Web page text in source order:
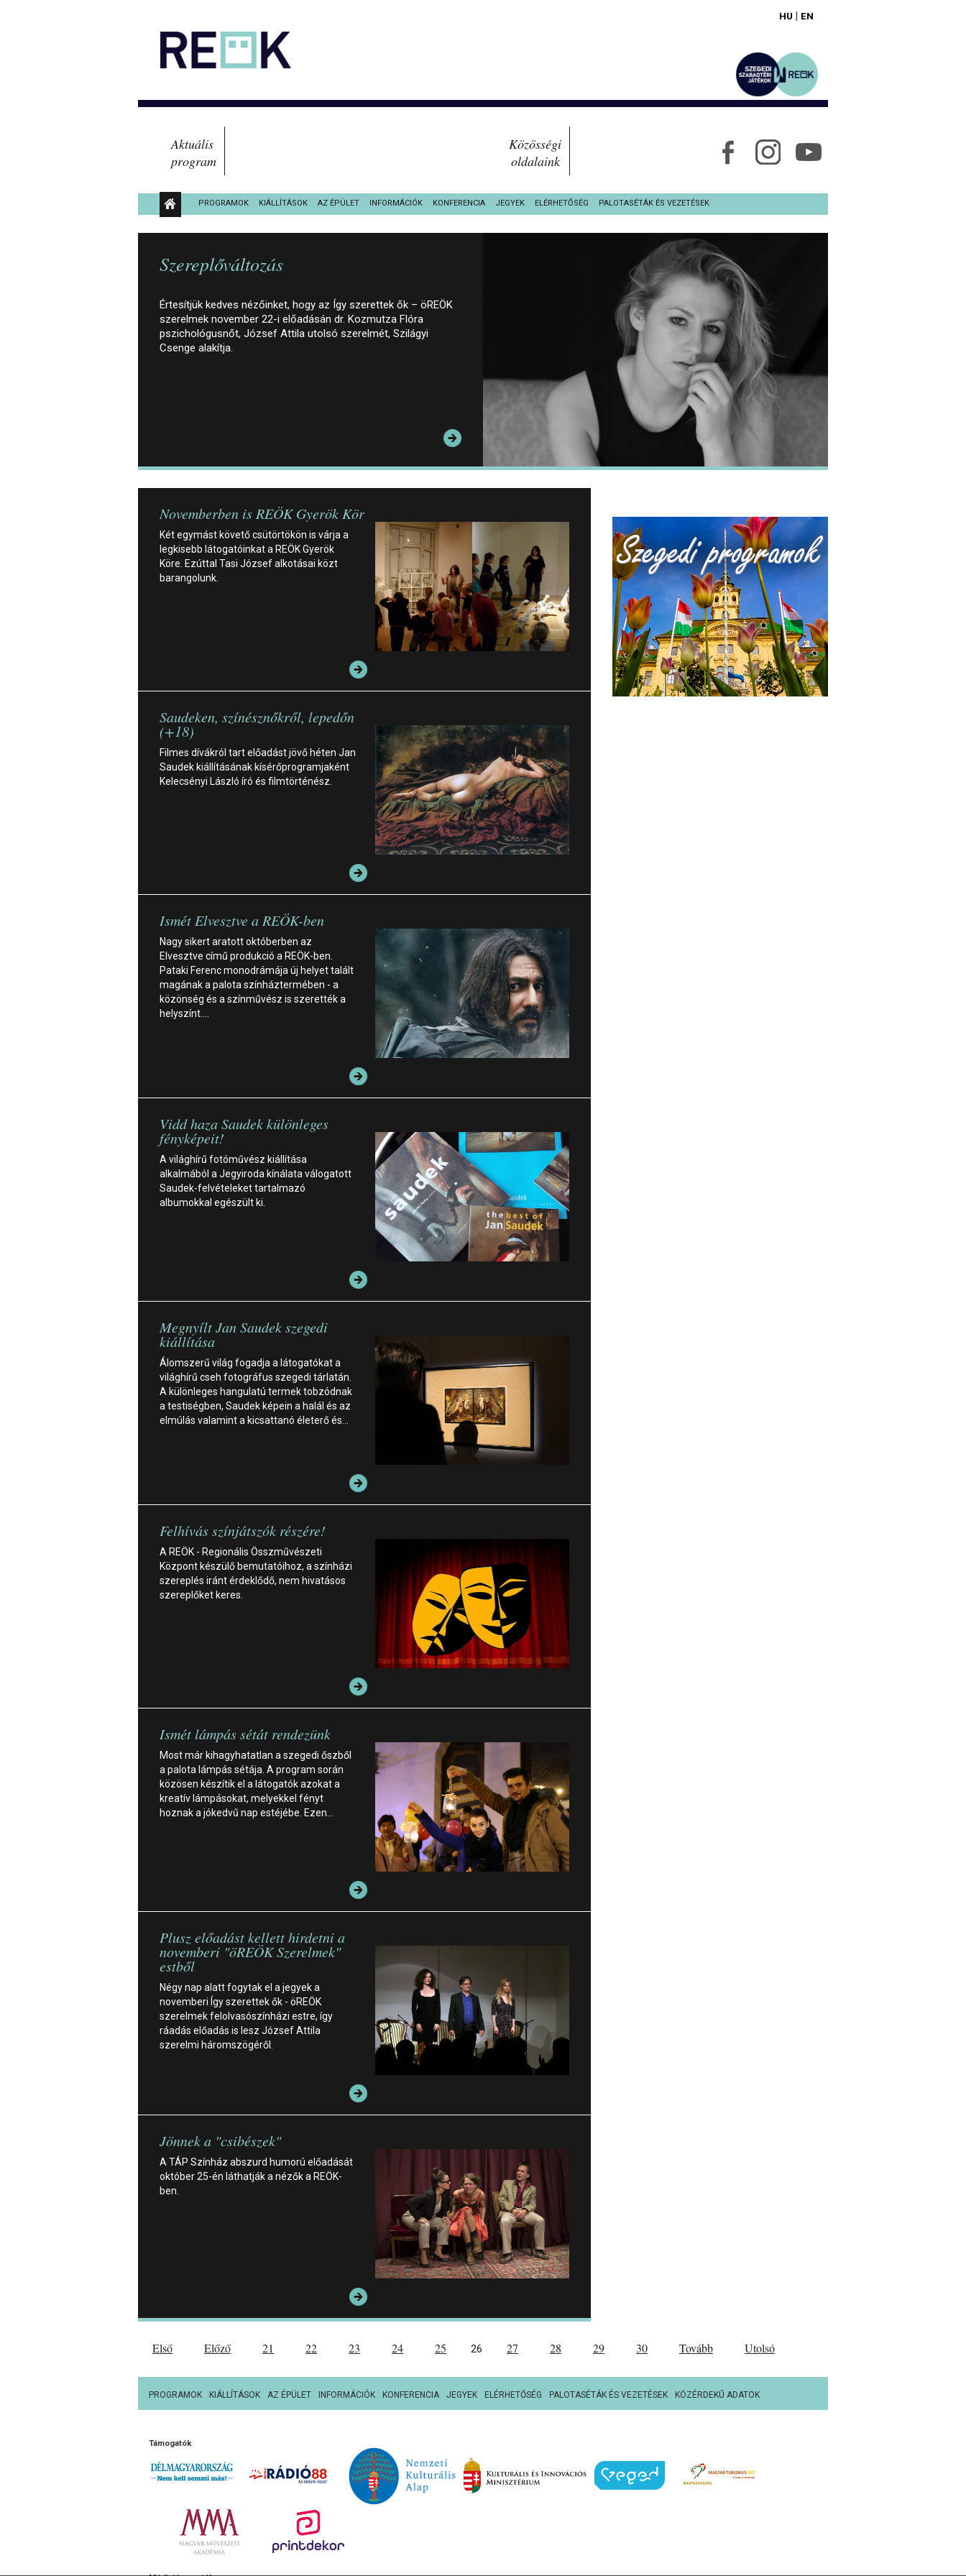
Aktuális
program
Közösségi
oldalaink
HU | EN
PROGRAMOK KIÁLLÍTÁSOK AZ ÉPÜLET INFORMÁCIÓK KONFERENCIA JEGYEK ELÉRHETŐSÉG PALOTASÉTÁK ÉS VEZETÉSEK
KÖZÉRDEKŰ ADATOK
Szereplőváltozás
Értesítjük kedves nézőinket, hogy az Így szerettek ők – öREÖK
szerelmek november 22-i előadásán dr. Kozmutza Flóra
pszichológusnőt, József Attila utolsó szerelmét, Szilágyi
Csenge alakítja.
Novemberben is REÖK Gyerök Kör
Két egymást követő csütörtökön is várja a
legkisebb látogatóinkat a REÖK Gyerök
Köre. Ezúttal Tasi József alkotásai közt
barangolunk.
Saudeken, színésznőkről, lepedőn
(+18)
Filmes dívákról tart előadást jövő héten Jan
Saudek kiállításának kísérőprogramjaként
Kelecsényi László író és filmtörténész.
Ismét Elvesztve a REÖK-ben
Nagy sikert aratott októberben az
Elvesztve című produkció a REÖK-ben.
Pataki Ferenc monodrámája új helyet talált
magának a palota színháztermében - a
közönség és a színművész is szerették a
helyszínt.…
Vidd haza Saudek különleges
fényképeit!
A világhírű fotóművész kiállítása
alkalmából a Jegyiroda kínálata válogatott
Saudek-felvételeket tartalmazó
albumokkal egészült ki.
Megnyílt Jan Saudek szegedi
kiállítása
Álomszerű világ fogadja a látogatókat a
világhírű cseh fotográfus szegedi tárlatán.
A különleges hangulatú termek tobzódnak
a testiségben, Saudek képein a halál és az
elmúlás valamint a kicsattanó életerő és…
Felhívás színjátszók részére!
A REÖK - Regionális Összművészeti
Központ készülő bemutatóihoz, a színházi
szereplés iránt érdeklődő, nem hivatásos
szereplőket keres.
Ismét lámpás sétát rendezünk
Most már kihagyhatatlan a szegedi őszből
a palota lámpás sétája. A program során
közösen készítik el a látogatók azokat a
kreatív lámpásokat, melyekkel fényt
hoznak a jókedvű nap estéjébe. Ezen…
Plusz előadást kellett hirdetni a
novemberi "öREÖK Szerelmek"
estből
Négy nap alatt fogytak el a jegyek a
novemberi Így szerettek ők - öREÖK
szerelmek felolvasószínházi estre, így
ráadás előadás is lesz József Attila
szerelmi háromszögéről.
Jönnek a "csibészek"
A TÁP Színház abszurd humorú előadását
október 25-én láthatják a nézők a REÖK-
ben.
Első Előző 21 22 23 24 25 26 27 28 29 30 Tovább Utolsó
PROGRAMOK KIÁLLÍTÁSOK AZ ÉPÜLET INFORMÁCIÓK KONFERENCIA JEGYEK ELÉRHETŐSÉG PALOTASÉTÁK ÉS VEZETÉSEK KÖZÉRDEKŰ ADATOK
Támogatók